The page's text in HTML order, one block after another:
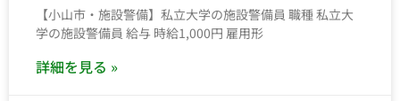
【小山市・施設警備】私立大学の施設警備員 職種 私立大
学の施設警備員 給与 時給1,000円 雇用形
詳細を見る »